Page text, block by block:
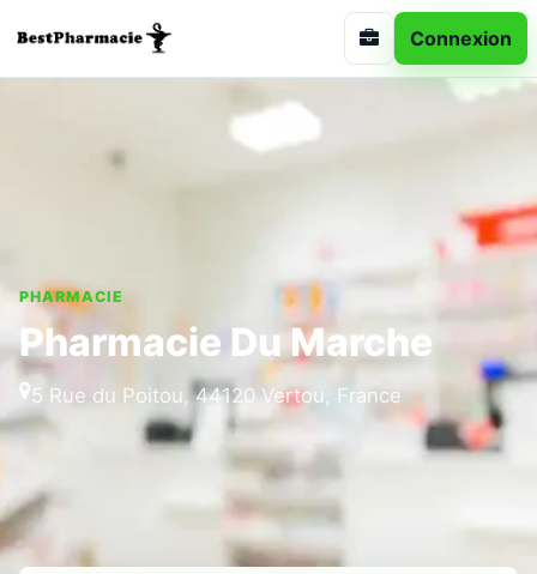
Connexion
PHARMACIE
Pharmacie Du Marche
5 Rue du Poitou, 44120 Vertou, France